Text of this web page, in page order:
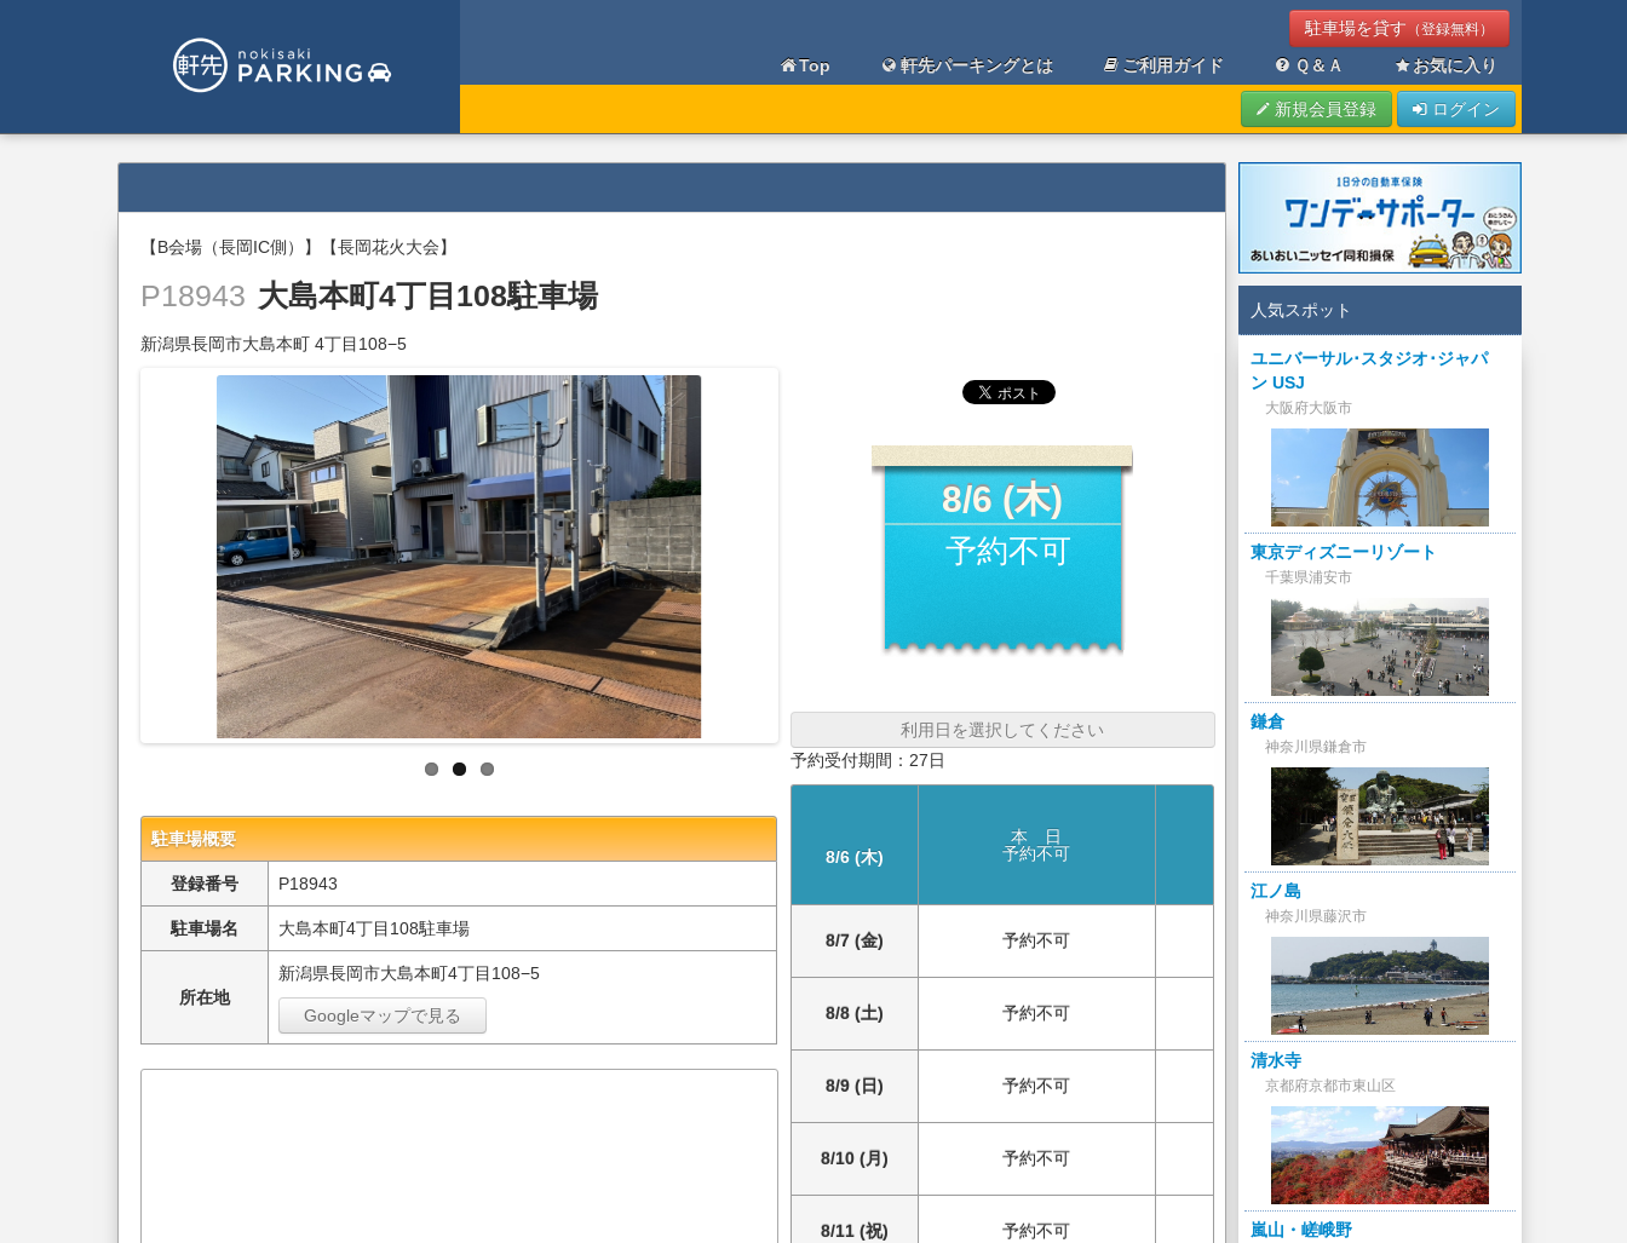
駐車場を貸す （登録無料）
Top 軒先パーキングとは ご利用ガイド Ｑ＆Ａ お気に入り
新規会員登録 ログイン
【B会場（長岡IC側）】【長岡花火大会】
P18943 大島本町4丁目108駐車場
新潟県長岡市大島本町 4丁目108−5
駐車場概要
登録番号 P18943
駐車場名 大島本町4丁目108駐車場
所在地
新潟県長岡市大島本町4丁目108−5
Googleマップで見る
8/6 (木)
予約不可
利用日を選択してください
予約受付期間：27日
8/6 (木)
本 日
予約不可
8/7 (金) 予約不可
8/8 (土) 予約不可
8/9 (日) 予約不可
8/10 (月) 予約不可
8/11 (祝) 予約不可
人気スポット
ユニバーサル･スタジオ･ジャパ
ン USJ
大阪府大阪市
東京ディズニーリゾート
千葉県浦安市
鎌倉
神奈川県鎌倉市
江ノ島
神奈川県藤沢市
清水寺
京都府京都市東山区
嵐山・嵯峨野